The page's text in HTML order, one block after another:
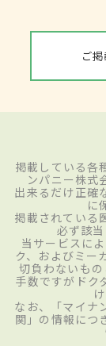
ご
掲載している各
ンパニー株式
出来るだけ正確
に
掲載されている
必ず該
当サービスに
ク、およびミー
切負わないも
手数ですがドク
なお、「マイナ
関」の情報につ